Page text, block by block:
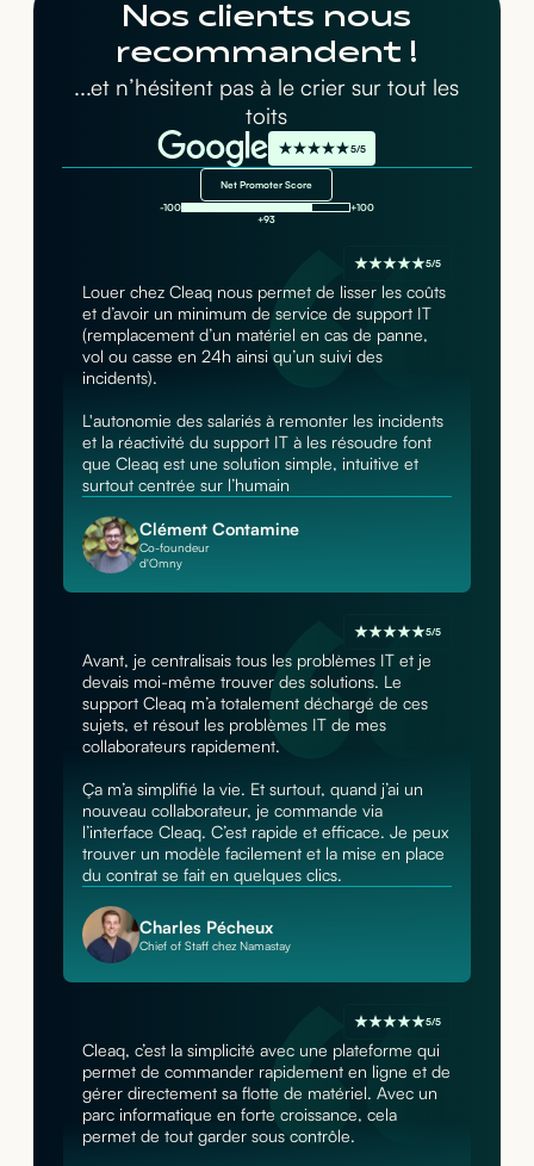
Nos clients nous
recommandent !
...et n’hésitent pas à le crier sur tout les
toits
5/5
Net Promoter Score
-100
+100
+93
5/5
Louer chez Cleaq nous permet de lisser les coûts
et d’avoir un minimum de service de support IT
(remplacement d’un matériel en cas de panne,
vol ou casse en 24h ainsi qu’un suivi des
incidents).
L'autonomie des salariés à remonter les incidents
et la réactivité du support IT à les résoudre font
que Cleaq est une solution simple, intuitive et
surtout centrée sur l’humain
Clément Contamine
Co-foundeur
d'Omny
5/5
Avant, je centralisais tous les problèmes IT et je
devais moi-même trouver des solutions. Le
support Cleaq m’a totalement déchargé de ces
sujets, et résout les problèmes IT de mes
collaborateurs rapidement.
Ça m’a simplifié la vie. Et surtout, quand j’ai un
nouveau collaborateur, je commande via
l’interface Cleaq. C’est rapide et efficace. Je peux
trouver un modèle facilement et la mise en place
du contrat se fait en quelques clics.
Charles Pécheux
Chief of Staff chez Namastay
5/5
Cleaq, c’est la simplicité avec une plateforme qui
permet de commander rapidement en ligne et de
gérer directement sa flotte de matériel. Avec un
parc informatique en forte croissance, cela
permet de tout garder sous contrôle.